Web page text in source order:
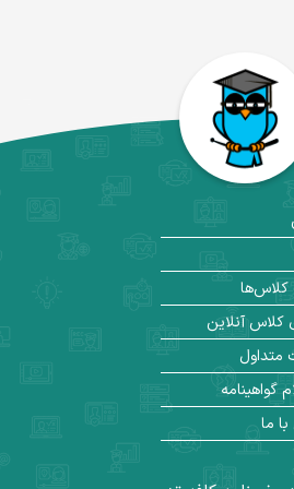
کلاس آنلاین
متداول
گواهینامه
ما